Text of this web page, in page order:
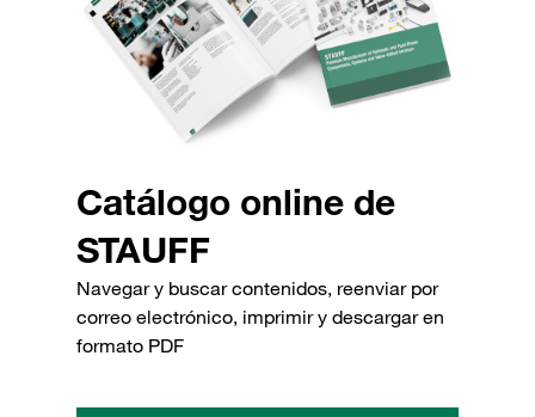
Catálogo online de
STAUFF
Navegar y buscar contenidos, reenviar por
correo electrónico, imprimir y descargar en
formato PDF